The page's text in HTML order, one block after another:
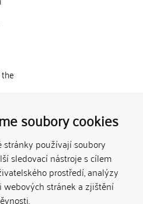
soubory cookies
stránky používají soubory
sledovací nástroje s cílem
prostředí, analýzy
webových stránek a zjištění
k
not
of